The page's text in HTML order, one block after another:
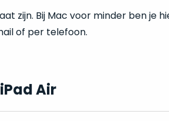
zijn. Bij Mac voor minder ben je
of per telefoon.
Air